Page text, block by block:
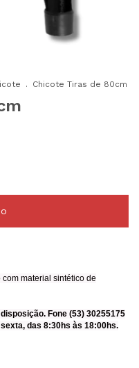
. Chicote Tiras de 80cm
material sintético de
Fone (53) 30255175
das 8:30hs às 18:00hs.